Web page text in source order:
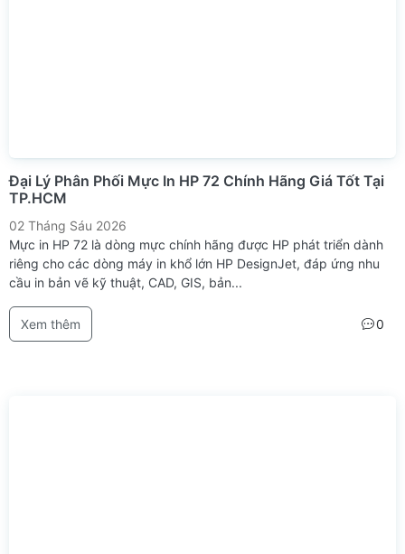
Đại Lý Phân Phối Mực In HP 72 Chính Hãng Giá Tốt Tại
TP.HCM
02 Tháng Sáu 2026
Mực in HP 72 là dòng mực chính hãng được HP phát triển dành
riêng cho các dòng máy in khổ lớn HP DesignJet, đáp ứng nhu
cầu in bản vẽ kỹ thuật, CAD, GIS, bản...
Xem thêm 0